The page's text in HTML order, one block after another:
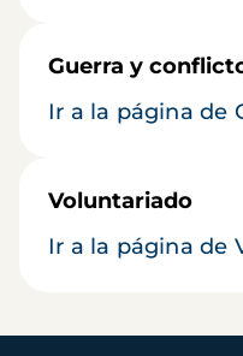
Guerra y
Ir a la página de
Voluntariado
Ir a la página de